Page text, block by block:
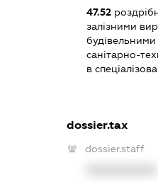
47.52
залізними
будівельними
санітарно-
в
dossier.tax
dossier.staff